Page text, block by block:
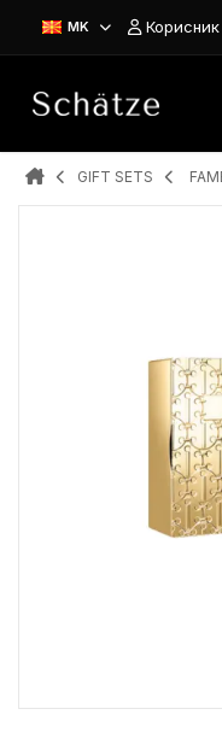
MK Корисник
GIFT SETS